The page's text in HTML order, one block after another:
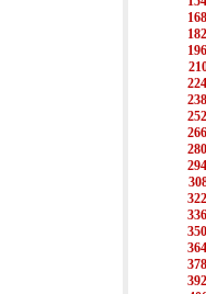
168
182
196
224
238
252
266
280
294
322
336
350
364
378
392